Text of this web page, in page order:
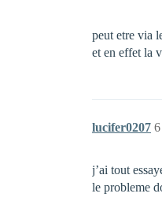
peut etre via
et en effet la
lucifer0207 6
j’ai tout
le probleme